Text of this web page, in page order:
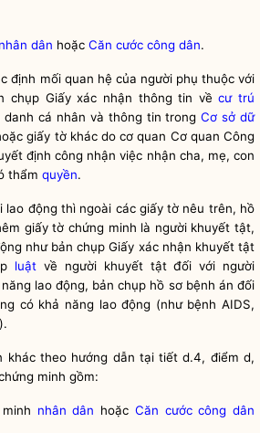
nhân dân hoặc Căn cước công dân.
định mối quan hệ của người phụ thuộc với
chụp Giấy xác nhận thông tin vềcư trú
danh cá nhân và thông tin trongCơ sở dữ
giấy tờ khác do cơ quan Cơ quan Công
định công nhận việc nhận cha, mẹ, con
thẩm quyền.
lao động thì ngoài các giấy tờ nêu trên, hồ
giấy tờ chứng minh là người khuyết tật,
như bản chụp Giấy xác nhận khuyết tật
luật về người khuyết tậtđối với người
lao động, bản chụp hồ sơ bệnh án đối
có khả năng lao động (như bệnh AIDS,
khác theo hướng dẫn tại tiết d.4, điểm d,
minh gồm:
nhân dân hoặc Căn cước công dân